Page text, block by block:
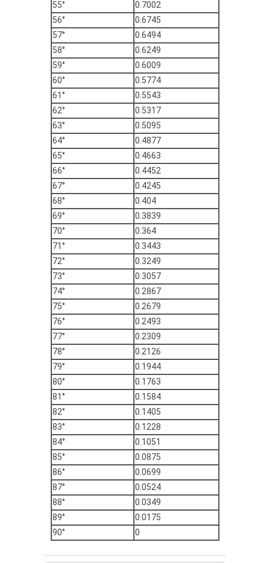
55°
0.7002
56°
0.6745
57°
0.6494
58°
0.6249
59°
0.6009
60°
0.5774
61°
0.5543
62°
0.5317
63°
0.5095
64°
0.4877
65°
0.4663
66°
0.4452
67°
0.4245
68°
0.404
69°
0.3839
70°
0.364
71°
0.3443
72°
0.3249
73°
0.3057
74°
0.2867
75°
0.2679
76°
0.2493
77°
0.2309
78°
0.2126
79°
0.1944
80°
0.1763
81°
0.1584
82°
0.1405
83°
0.1228
84°
0.1051
85°
0.0875
86°
0.0699
87°
0.0524
88°
0.0349
89°
0.0175
90°
0